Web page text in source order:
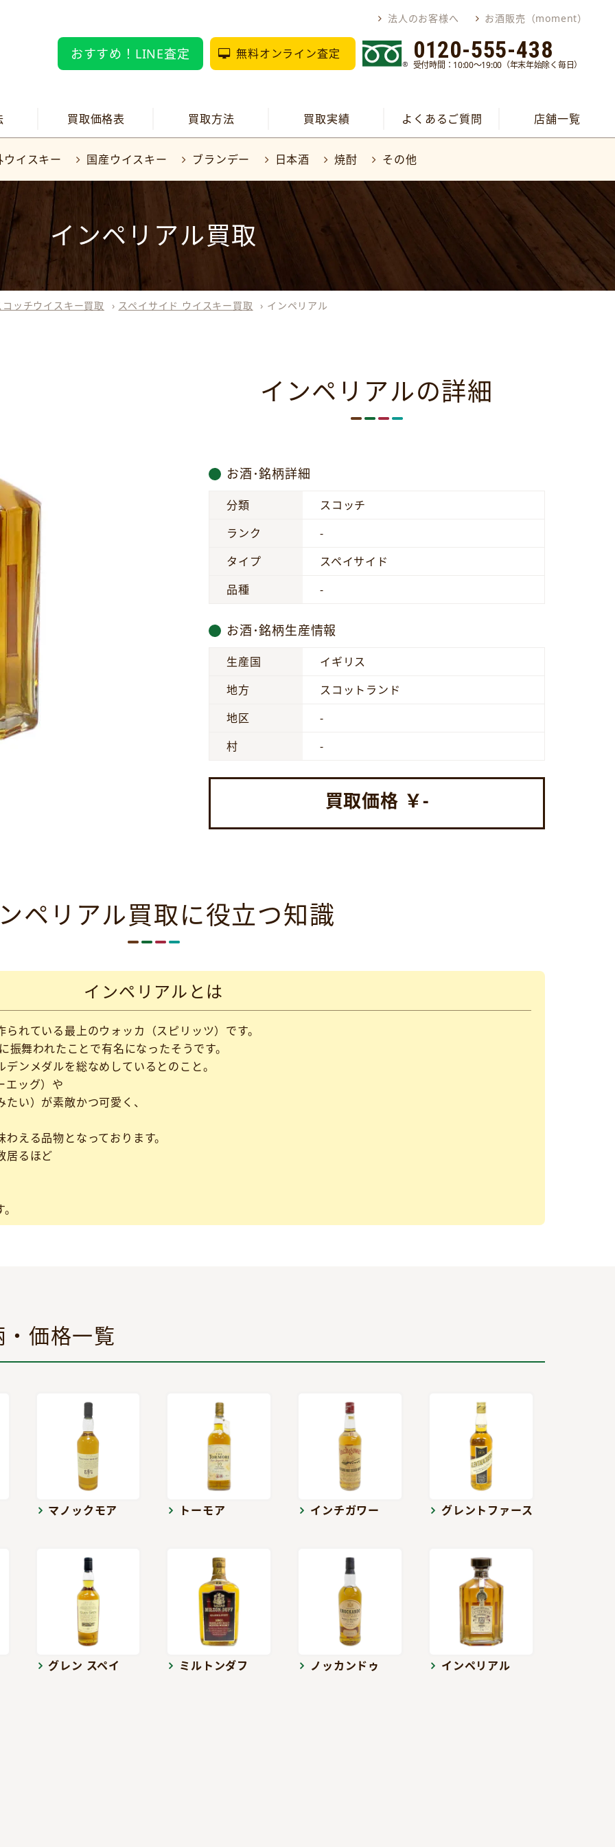
法人のお客様へ お酒販売（moment）
おすすめ！LINE査定 無料オンライン査定 0120-555-438
受付時間：10:00～19:00（年末年始除く毎日）
買取価格表 買取方法 買取実績 よくあるご質問 店舗一覧
ウイスキー 国産ウイスキー ブランデー 日本酒 焼酎 その他
インペリアル買取
コッチウイスキー買取 › スペイサイド ウイスキー買取 › インペリアル
インペリアルの詳細
お酒･銘柄詳細
分類
スコッチ
ランク
-
タイプ
スペイサイド
品種
-
お酒･銘柄生産情報
生産国
イギリス
地方
スコットランド
地区
-
村
-
買取価格 ￥-
ペリアル買取に役立つ知識
インペリアルとは
れている最上のウォッカ（スピリッツ）です。
舞われたことで有名になったそうです。
ンメダルを総なめしているとのこと。
エッグ）や
い）が素敵かつ可愛く、
える品物となっております。
居るほど
価格一覧
マノックモア トーモア インチガワー グレントファース
グレン スペイ ミルトンダフ ノッカンドゥ インペリアル